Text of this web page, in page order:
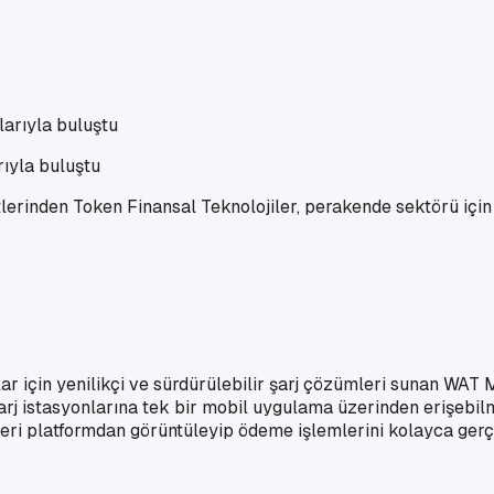
buluştu
Token Finansal Teknolojiler, perakende sektörü
yenilikçi ve sürdürülebilir şarj çözümleri sunan WAT
istasyonlarına tek bir mobil uygulama üzerinden
platformdan görüntüleyip ödeme işlemlerini kolayca